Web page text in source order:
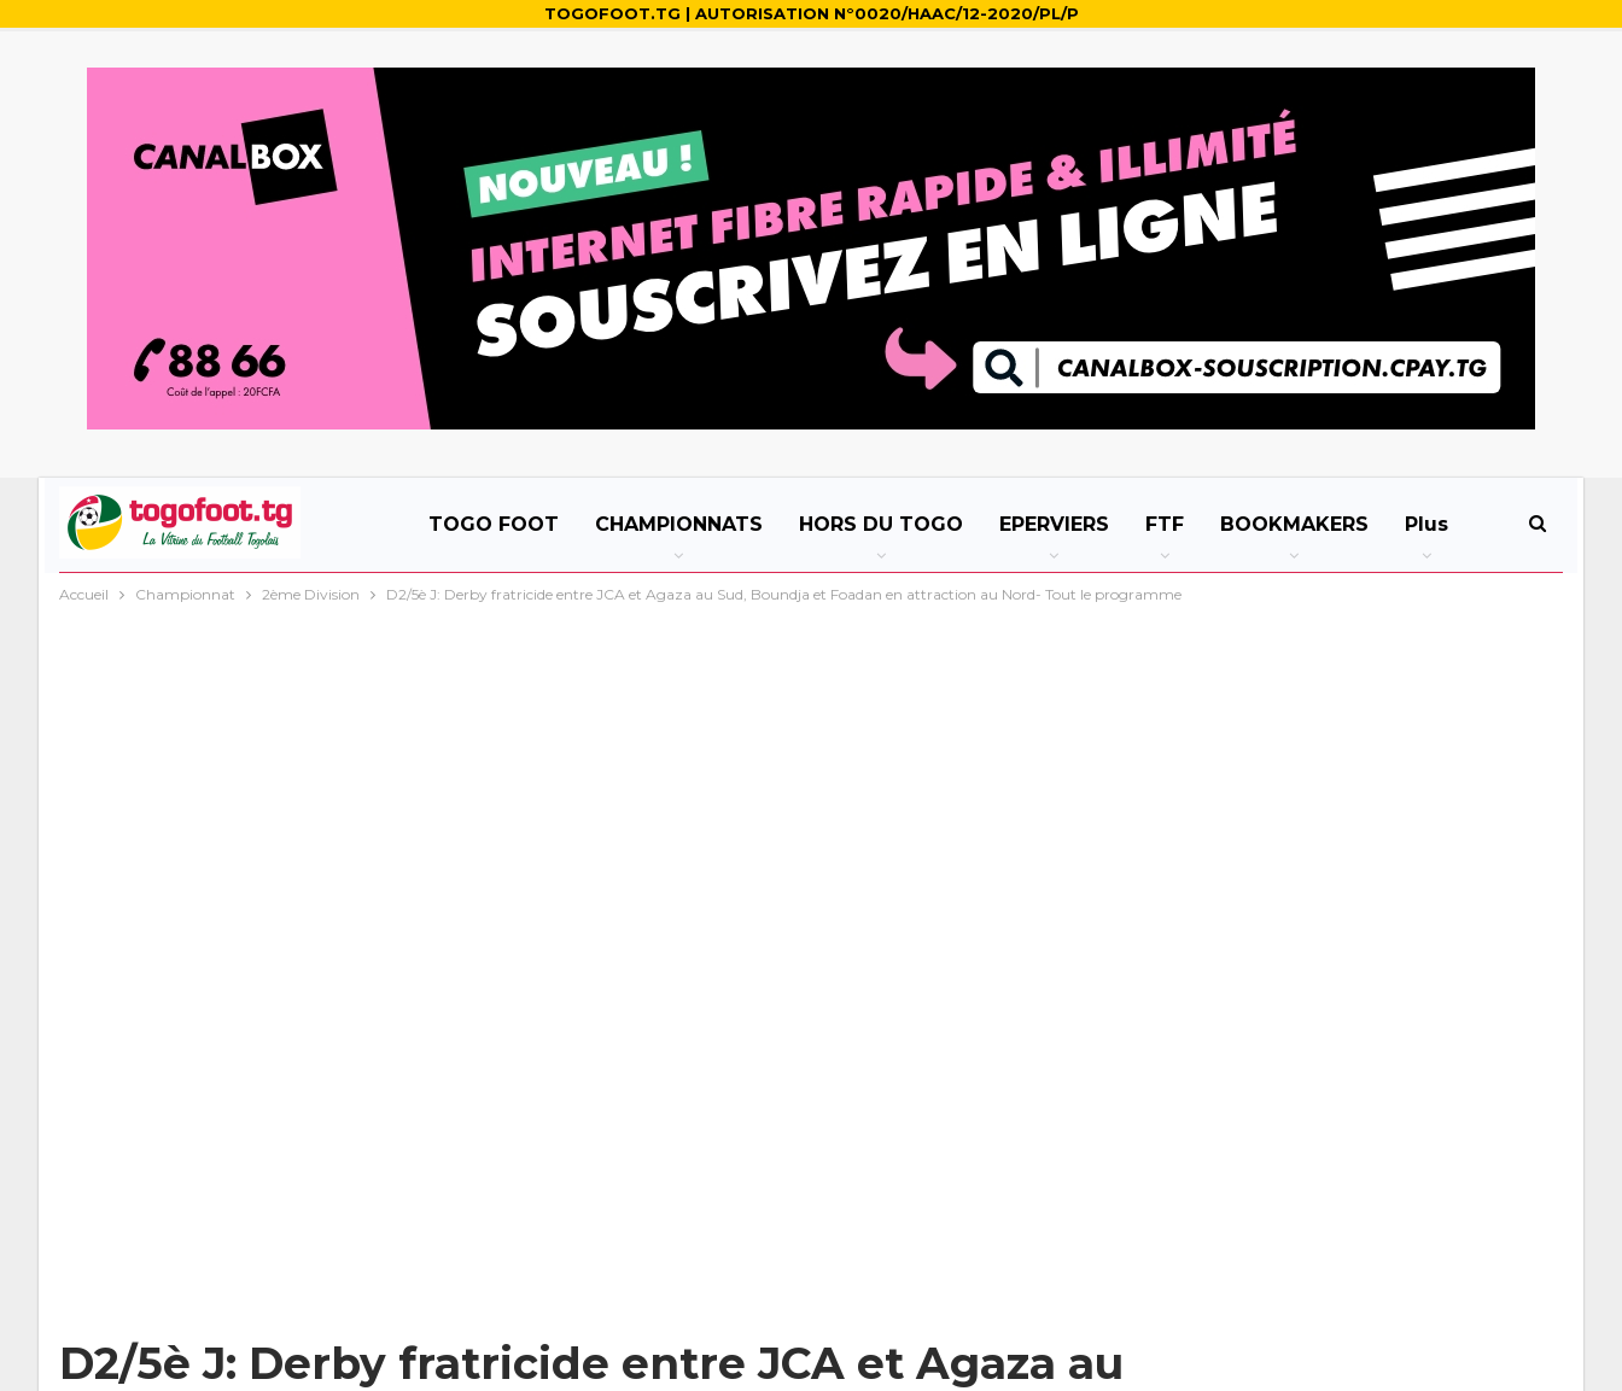
TOGOFOOT.TG | AUTORISATION N°0020/HAAC/12-2020/PL/P
TOGO FOOT CHAMPIONNATS HORS DU TOGO EPERVIERS FTF BOOKMAKERS Plus
Accueil Championnat 2ème Division D2/5è J: Derby fratricide entre JCA et Agaza au Sud, Boundja et Foadan en attraction au Nord- Tout le programme
D2/5è J: Derby fratricide entre JCA et Agaza au